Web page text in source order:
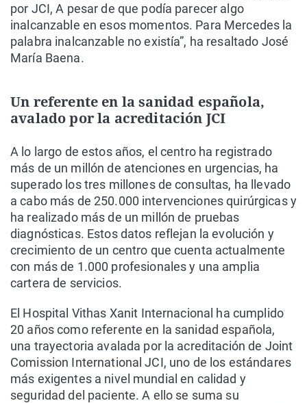
por JCI, A pesar de que podía parecer algo
inalcanzable en esos momentos. Para Mercedes la
palabra inalcanzable no existía”, ha resaltado José
María Baena.
Un referente en la sanidad española,
avalado por la acreditación JCI
A lo largo de estos años, el centro ha registrado
más de un millón de atenciones en urgencias, ha
superado los tres millones de consultas, ha llevado
a cabo más de 250.000 intervenciones quirúrgicas y
ha realizado más de un millón de pruebas
diagnósticas. Estos datos reflejan la evolución y
crecimiento de un centro que cuenta actualmente
con más de 1.000 profesionales y una amplia
cartera de servicios.
El Hospital Vithas Xanit Internacional ha cumplido
20 años como referente en la sanidad española,
una trayectoria avalada por la acreditación de Joint
Comission International JCI, uno de los estándares
más exigentes a nivel mundial en calidad y
seguridad del paciente. A ello se suma su